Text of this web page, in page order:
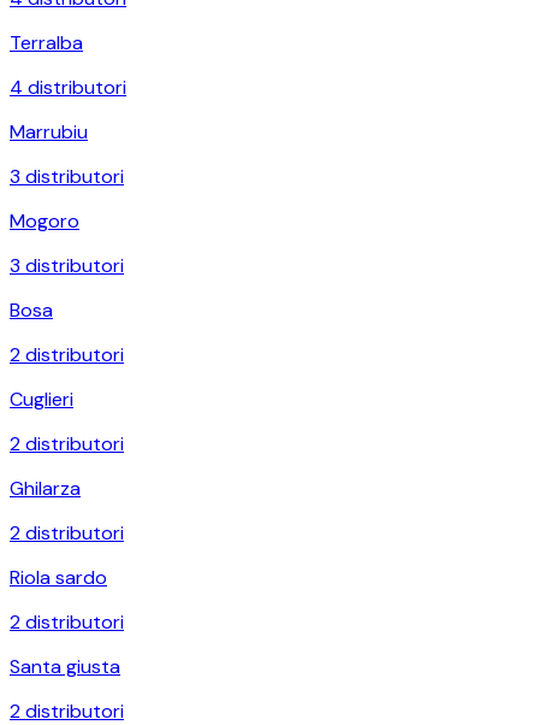
Terralba
4 distributori
Marrubiu
3 distributori
Mogoro
3 distributori
Bosa
2distributori
Cuglieri
2distributori
Ghilarza
2distributori
Riola sardo
2distributori
Santa giusta
2distributori